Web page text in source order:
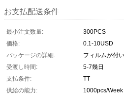
お支払配送条件
最小注文数量:
300PCS
価格:
0.1-10USD
パッケージの詳細:
フィルムが付
受渡し時間:
5-7幾日
支払条件:
TT
供給の能力:
1000pcs/Week